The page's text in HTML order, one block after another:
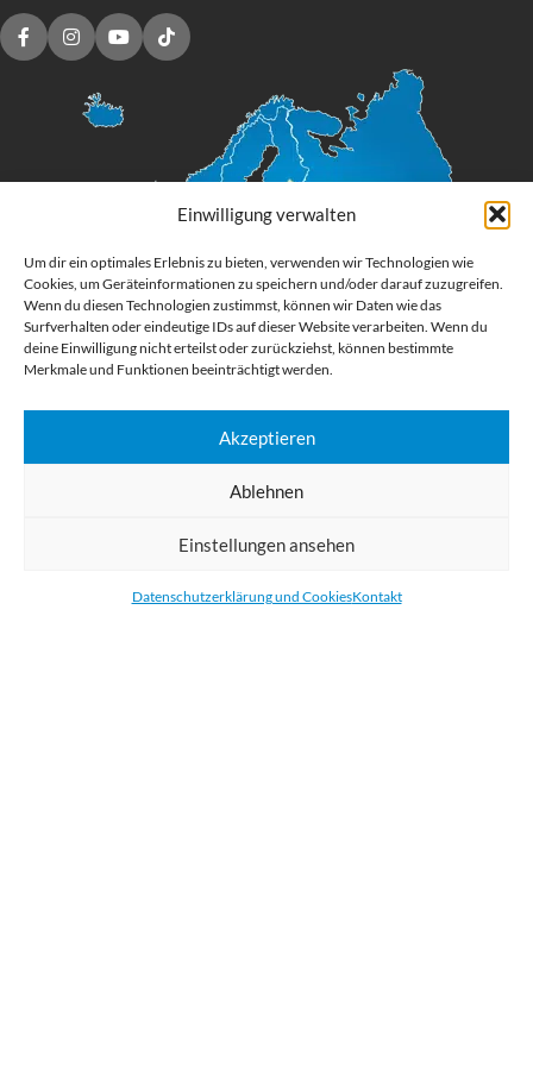
Einwilligung verwalten
Um dir ein optimales Erlebnis zu bieten, verwenden wir Technologien wie
Cookies, um Geräteinformationen zu speichern und/oder darauf zuzugreifen.
Wenn du diesen Technologien zustimmst, können wir Daten wie das
Surfverhalten oder eindeutige IDs auf dieser Website verarbeiten. Wenn du
deine Einwilligung nicht erteilst oder zurückziehst, können bestimmte
Merkmale und Funktionen beeinträchtigt werden.
Akzeptieren
Ablehnen
Einstellungen ansehen
Datenschutzerklärung und CookiesKontakt
Digital Großformatdruck
Bestellen Sie gedruckte Werbemittel online für Ihr Unternehmen. Wir
und Aufkleber. Wir liefern unsere Druckprodukte Deutschland,